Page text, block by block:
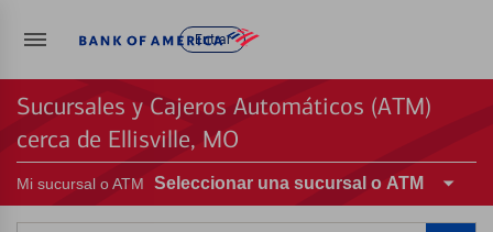
Entrar
Sucursales y Cajeros Automáticos (ATM)
cerca de Ellisville, MO
Mi sucursal o ATM Seleccionar una sucursal o ATM